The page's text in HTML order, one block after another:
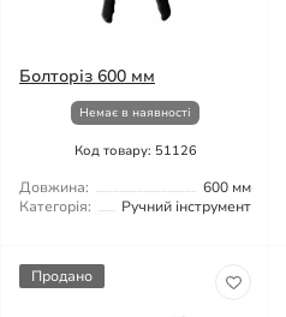
Болторіз 600 мм
Немає в наявності
Код товару: 51126
Довжина:
600 мм
Категорія:
Ручний інструмент
Продано